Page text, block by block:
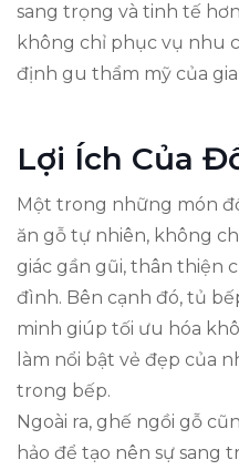
sang trọng và tinh tế
không chỉ phục vụ nhu
định gu thẩm mỹ của
Lợi Ích Của
Một trong những món
ăn gỗ tự nhiên, không
giác gần gũi, thân thiện
đình. Bên cạnh đó, tủ
minh giúp tối ưu hóa
làm nổi bật vẻ đẹp của
trong bếp.
Ngoài ra, ghế ngồi gỗ
hảo để tạo nên sự sang